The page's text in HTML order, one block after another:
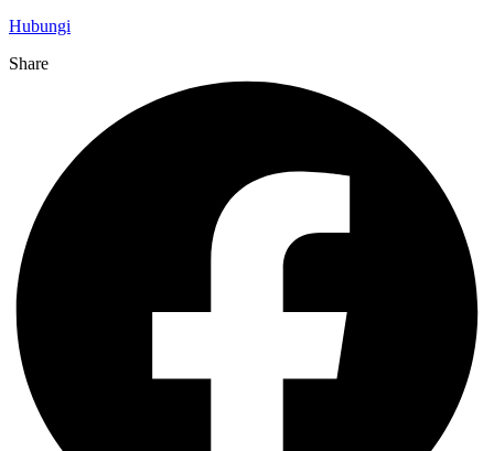
Hubungi
Share